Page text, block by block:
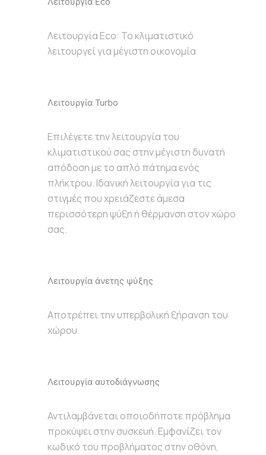
Λειτουργία Eco: To κλιματιστικό
λειτουργεί για μέγιστη οικονομία
Λειτουργία Turbo
Επιλέγετε την λειτουργία του
κλιματιστικού σας στην μέγιστη δυνατή
απόδοση με το απλό πάτημα ενός
πλήκτρου. Ιδανική λειτουργία για τις
στιγμές που χρειάζεστε άμεσα
περισσότερη ψύξη ή θέρμανση στον χώρο
σας.
Λειτουργία άνετης ψύξης
Αποτρέπει την υπερβολική ξήρανση του
χώρου.
Λειτουργία αυτοδιάγνωσης
Αντιλαμβάνεται οποιοδήποτε πρόβλημα
προκύψει στην συσκευή. Εμφανίζει τον
κωδικό του προβλήματος στην οθόνη,